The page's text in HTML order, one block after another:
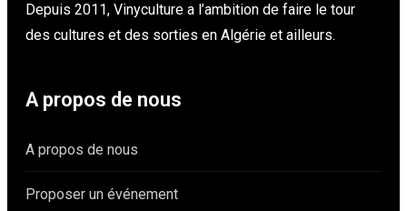
Depuis 2011, Vinyculture a l’ambition de faire le tour
des cultures et des sorties en Algérie et ailleurs.
A propos de nous
A propos de nous
Proposer un événement